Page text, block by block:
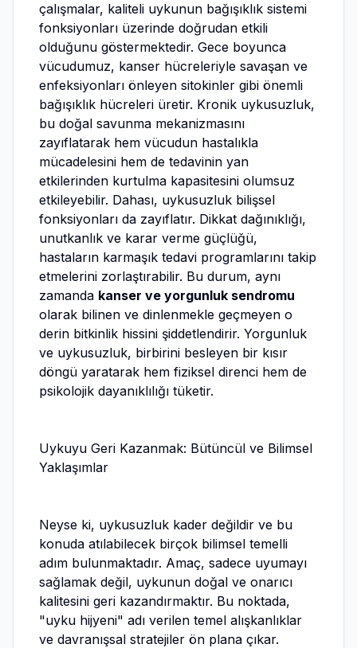
çalışmalar, kaliteli uykunun bağışıklık sistemi
fonksiyonları üzerinde doğrudan etkili
olduğunu göstermektedir. Gece boyunca
vücudumuz, kanser hücreleriyle savaşan ve
enfeksiyonları önleyen sitokinler gibi önemli
bağışıklık hücreleri üretir. Kronik uykusuzluk,
bu doğal savunma mekanizmasını
zayıflatarak hem vücudun hastalıkla
mücadelesini hem de tedavinin yan
etkilerinden kurtulma kapasitesini olumsuz
etkileyebilir. Dahası, uykusuzluk bilişsel
fonksiyonları da zayıflatır. Dikkat dağınıklığı,
unutkanlık ve karar verme güçlüğü,
hastaların karmaşık tedavi programlarını takip
etmelerini zorlaştırabilir. Bu durum, aynı
zamanda kanser ve yorgunluk sendromu
olarak bilinen ve dinlenmekle geçmeyen o
derin bitkinlik hissini şiddetlendirir. Yorgunluk
ve uykusuzluk, birbirini besleyen bir kısır
döngü yaratarak hem fiziksel direnci hem de
psikolojik dayanıklılığı tüketir.
Uykuyu Geri Kazanmak: Bütüncül ve Bilimsel
Yaklaşımlar
Neyse ki, uykusuzluk kader değildir ve bu
konuda atılabilecek birçok bilimsel temelli
adım bulunmaktadır. Amaç, sadece uyumayı
sağlamak değil, uykunun doğal ve onarıcı
kalitesini geri kazandırmaktır. Bu noktada,
"uyku hijyeni" adı verilen temel alışkanlıklar
ve davranışsal stratejiler ön plana çıkar.